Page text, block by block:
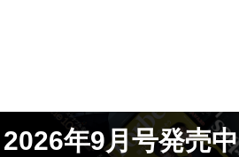
2026年9月号発売中